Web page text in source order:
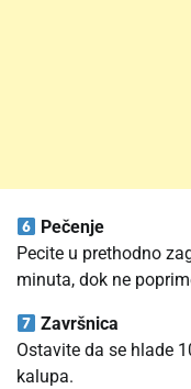
Pečenje
Pecite u prethodno
minuta, dok ne
Završnica
Ostavite da se hlade
kalupa.